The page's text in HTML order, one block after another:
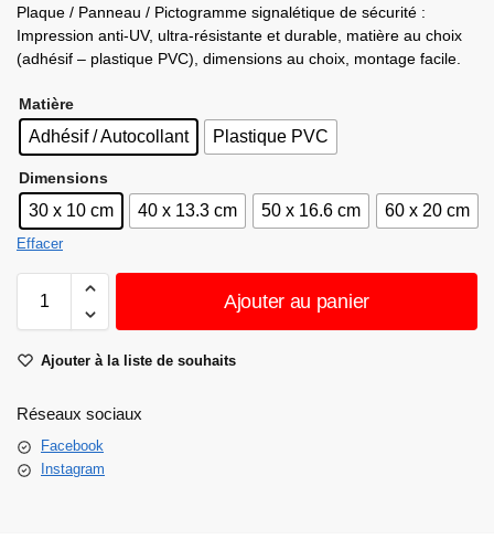
Plaque / Panneau / Pictogramme signalétique de sécurité :
Impression anti-UV, ultra-résistante et durable, matière au choix
(adhésif – plastique PVC), dimensions au choix, montage facile.
Matière
Adhésif / Autocollant Plastique PVC
Dimensions
30 x 10 cm 40 x 13.3 cm 50 x 16.6 cm 60 x 20 cm
Effacer
Ajouter au panier
Ajouter à la liste de souhaits
Réseaux sociaux
Facebook
Instagram